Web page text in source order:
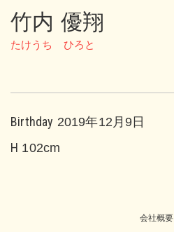
竹内 優翔
たけうち ひろと
Birthday 2019年12月9日
H 102cm
会社概要